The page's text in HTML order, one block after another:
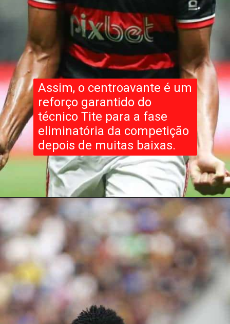
Assim, o centroavante é um
reforço garantido do
técnico Tite para a fase
eliminatória da competição
depois de muitas baixas.